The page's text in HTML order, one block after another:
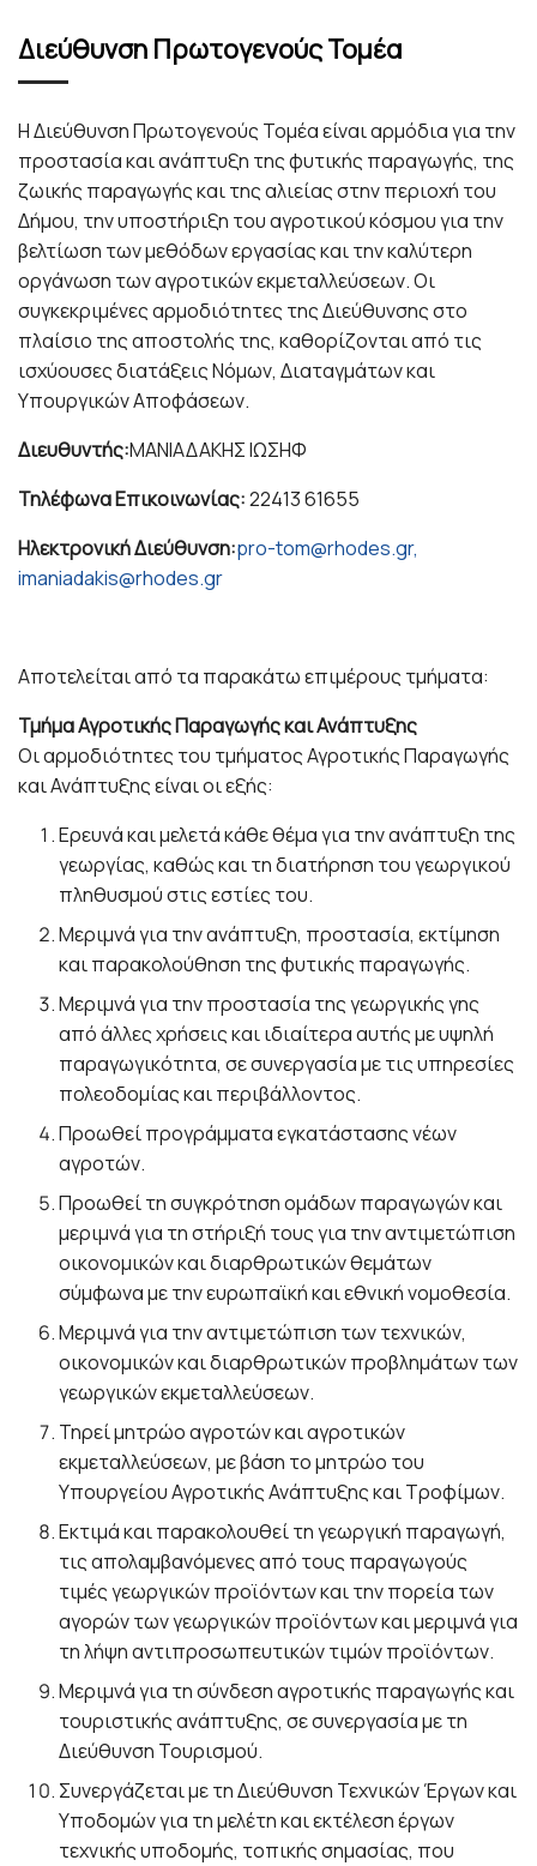
Διεύθυνση Πρωτογενούς Τομέα
Η Διεύθυνση Πρωτογενούς Τομέα είναι αρμόδια για την
προστασία και ανάπτυξη της φυτικής παραγωγής, της
ζωικής παραγωγής και της αλιείας στην περιοχή του
Δήμου, την υποστήριξη του αγροτικού κόσμου για την
βελτίωση των μεθόδων εργασίας και την καλύτερη
οργάνωση των αγροτικών εκμεταλλεύσεων. Οι
συγκεκριμένες αρμοδιότητες της Διεύθυνσης στο
πλαίσιο της αποστολής της, καθορίζονται από τις
ισχύουσες διατάξεις Νόμων, Διαταγμάτων και
Υπουργικών Αποφάσεων.
Διευθυντής:ΜΑΝΙΑΔΑΚΗΣ ΙΩΣΗΦ
Τηλέφωνα Επικοινωνίας:22413 61655
Ηλεκτρονική Διεύθυνση:pro-tom@rhodes.gr,
imaniadakis@rhodes.gr
Αποτελείται από τα παρακάτω επιμέρους τμήματα:
Τμήμα Αγροτικής Παραγωγής και Ανάπτυξης
Οι αρμοδιότητες του τμήματος Αγροτικής Παραγωγής
και Ανάπτυξης είναι οι εξής:
Ερευνά και μελετά κάθε θέμα για την ανάπτυξη της
γεωργίας, καθώς και τη διατήρηση του γεωργικού
πληθυσμού στις εστίες του.
Μεριμνά για την ανάπτυξη, προστασία, εκτίμηση
και παρακολούθηση της φυτικής παραγωγής.
Μεριμνά για την προστασία της γεωργικής γης
από άλλες χρήσεις και ιδιαίτερα αυτής με υψηλή
παραγωγικότητα, σε συνεργασία με τις υπηρεσίες
πολεοδομίας και περιβάλλοντος.
Προωθεί προγράμματα εγκατάστασης νέων
αγροτών.
Προωθεί τη συγκρότηση ομάδων παραγωγών και
μεριμνά για τη στήριξή τους για την αντιμετώπιση
οικονομικών και διαρθρωτικών θεμάτων
σύμφωνα με την ευρωπαϊκή και εθνική νομοθεσία.
Μεριμνά για την αντιμετώπιση των τεχνικών,
οικονομικών και διαρθρωτικών προβλημάτων των
γεωργικών εκμεταλλεύσεων.
Τηρεί μητρώο αγροτών και αγροτικών
εκμεταλλεύσεων, με βάση το μητρώο του
Υπουργείου Αγροτικής Ανάπτυξης και Τροφίμων.
Εκτιμά και παρακολουθεί τη γεωργική παραγωγή,
τις απολαμβανόμενες από τους παραγωγούς
τιμές γεωργικών προϊόντων και την πορεία των
αγορών των γεωργικών προϊόντων και μεριμνά για
τη λήψη αντιπροσωπευτικών τιμών προϊόντων.
Μεριμνά για τη σύνδεση αγροτικής παραγωγής και
τουριστικής ανάπτυξης, σε συνεργασία με τη
Διεύθυνση Τουρισμού.
Συνεργάζεται με τη Διεύθυνση Τεχνικών Έργων και
Υποδομών για τη μελέτη και εκτέλεση έργων
τεχνικής υποδομής, τοπικής σημασίας, που